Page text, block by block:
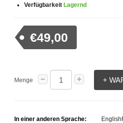
Verfügbarkeit Lagernd
€49,00
Menge +
In einer anderen Sprache: English